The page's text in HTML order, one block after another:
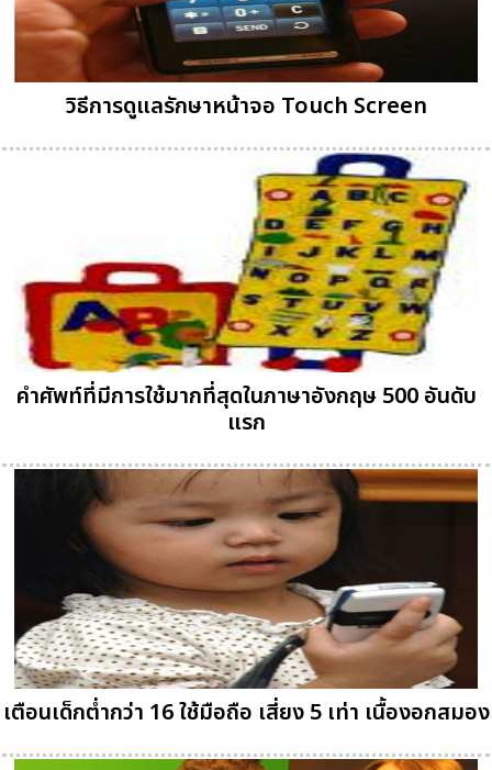
วิธีการดูแลรักษาหน้าจอ Touch Screen
คำศัพท์ที่มีการใช้มากที่สุดในภาษาอังกฤษ 500 อันดับ
แรก
เตือนเด็กต่ำกว่า 16 ใช้มือถือ เสี่ยง 5 เท่า เนื้องอกสมอง